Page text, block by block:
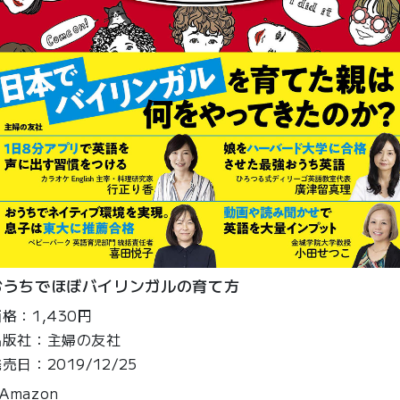
ちでほぼバイリンガルの育て方
：1,430円
社：主婦の友社
売日：2019/12/25
Amazon